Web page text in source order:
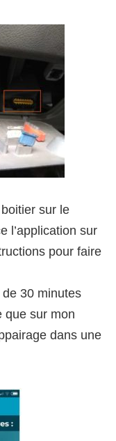
sur le
l’application sur
pour faire
30 minutes
que sur mon
dans une